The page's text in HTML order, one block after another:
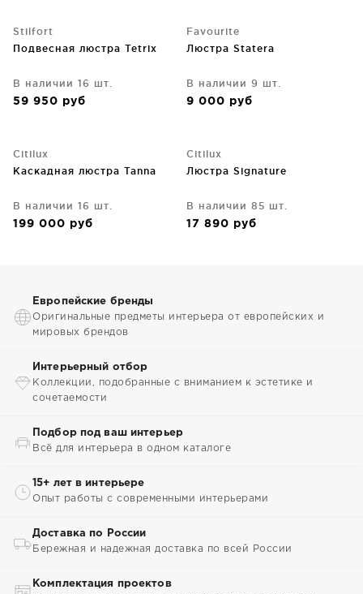
Stilfort
Подвесная люстра Tetrix
В наличии 16 шт.
59 950 руб
Favourite
Люстра Statera
В наличии 9 шт.
9 000 руб
Citilux
Каскадная люстра Tanna
В наличии 16 шт.
199 000 руб
Citilux
Люстра Signature
В наличии 85 шт.
17 890 руб
Европейские бренды
Оригинальные предметы интерьера от европейских и
мировых брендов
Интерьерный отбор
Коллекции, подобранные с вниманием к эстетике и
сочетаемости
Подбор под ваш интерьер
Всё для интерьера в одном каталоге
15+ лет в интерьере
Опыт работы с современными интерьерами
Доставка по России
Бережная и надежная доставка по всей России
Комплектация проектов